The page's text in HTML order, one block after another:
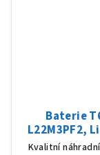
Baterie
L22M3PF2,
Kvalitní